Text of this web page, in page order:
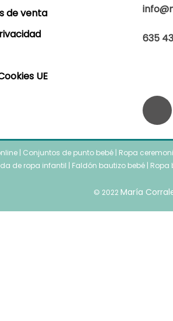
de venta
UE
635
F
| Conjuntos de punto bebé | Ropa
de ropa infantil | Faldón bautizo bebé | Ropa
© 2022María